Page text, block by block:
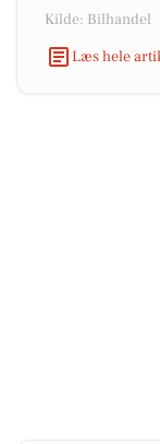
Kilde: Bilhandel
Læs hele